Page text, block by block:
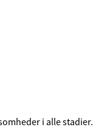
i alle stadier.